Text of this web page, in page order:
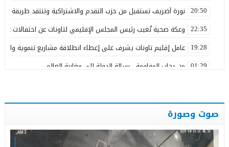
20:50 نورة آضريف تستقيل من حزب التقدم والاشتراكية وتنتقد طريقة
22:35 وعكة صحية تُغيب رئيس المجلس الإقليمي لتاونات عن احتفالات
19:28 عامل إقليم تاونات يشرف على إعطاء انطلاقة مشاريع تنموية
01:29 من رحاب المقاومة.. رسالة الدولة إلى مغاربة العالم
11:49 كلية العلوم ظهر المهراز بفاس تحتفي بتخرج طلبة ماستر M2A
12:07 رسمياً.. الأصالة والمعاصرة يزكي عبد اللطيف الفويقر مرشحاً
11:26 الاستحقاقات المقبلة بتاونات… هل يكون بلال الربان أحد أبرز
صوت وصورة